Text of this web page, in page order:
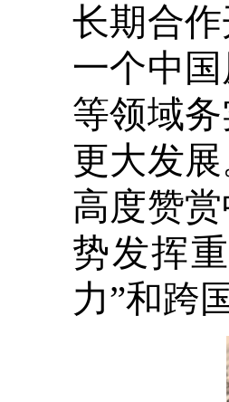
长期合
一个中
等领域
更大发
高度赞
势发挥
力”和跨